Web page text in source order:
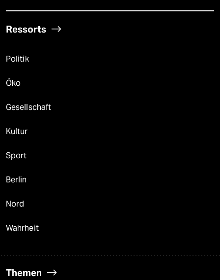
Ressorts
Politik
Öko
Gesellschaft
Kultur
Sport
Berlin
Nord
Wahrheit
Themen